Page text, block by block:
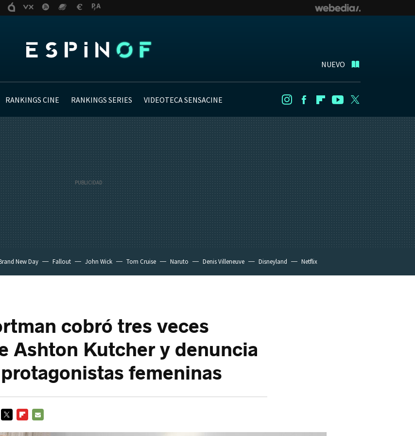
NUEVO
RANKINGS CINE RANKINGS SERIES VIDEOTECA SENSACINE InstagramFacebookFlipboard
Youtube
New Day Fallout John Wick Tom Cruise Naruto Denis Villeneuve Disneyland Netflix
cobró tres veces
Ashton Kutcher y denuncia
femeninas